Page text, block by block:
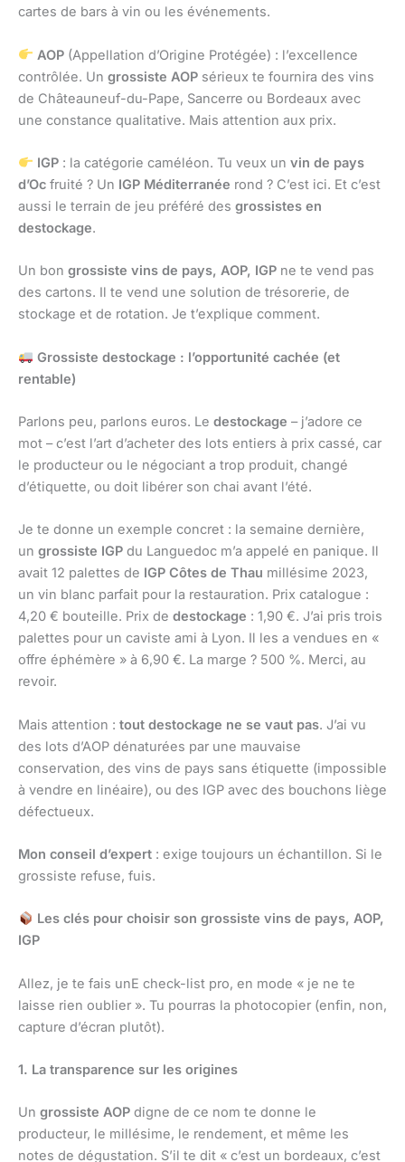
cartes de bars à vin ou les événements.
AOP(Appellation d’Origine Protégée) : l’excellence
contrôlée. Un grossiste AOP sérieux te fournira des vins
de Châteauneuf-du-Pape, Sancerre ou Bordeaux avec
une constance qualitative. Mais attention aux prix.
IGP: la catégorie caméléon. Tu veux un vin de pays
d’Oc fruité ? Un IGP Méditerranée rond ? C’est ici. Et c’est
aussi le terrain de jeu préféré des grossistes en
destockage.
Un bon grossiste vins de pays, AOP, IGP ne te vend pas
des cartons. Il te vend une solution de trésorerie, de
stockage et de rotation. Je t’explique comment.
Grossiste destockage : l’opportunité cachée (et
rentable)
Parlons peu, parlons euros. Le destockage – j’adore ce
mot – c’est l’art d’acheter des lots entiers à prix cassé, car
le producteur ou le négociant a trop produit, changé
d’étiquette, ou doit libérer son chai avant l’été.
Je te donne un exemple concret : la semaine dernière,
un grossiste IGP du Languedoc m’a appelé en panique. Il
avait 12 palettes de IGP Côtes de Thau millésime 2023,
un vin blanc parfait pour la restauration. Prix catalogue :
4,20 € bouteille. Prix de destockage : 1,90 €. J’ai pris trois
palettes pour un caviste ami à Lyon. Il les a vendues en «
offre éphémère » à 6,90 €. La marge ? 500 %. Merci, au
revoir.
Mais attention : tout destockage ne se vaut pas. J’ai vu
des lots d’AOP dénaturées par une mauvaise
conservation, des vins de pays sans étiquette (impossible
à vendre en linéaire), ou des IGP avec des bouchons liège
défectueux.
Mon conseil d’expert : exige toujours un échantillon. Si le
grossiste refuse, fuis.
Les clés pour choisir son grossiste vins de pays, AOP,
IGP
Allez, je te fais unE check-list pro, en mode « je ne te
laisse rien oublier ». Tu pourras la photocopier (enfin, non,
capture d’écran plutôt).
1. La transparence sur les origines
Un grossiste AOP digne de ce nom te donne le
producteur, le millésime, le rendement, et même les
notes de dégustation. S’il te dit « c’est un bordeaux, c’est